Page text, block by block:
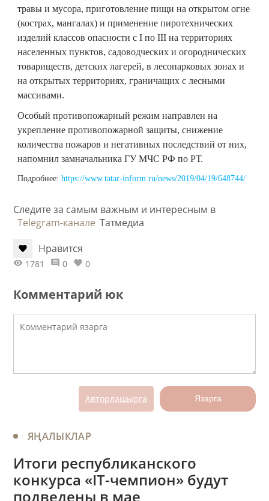
травы и мусора, приготовление пищи на открытом огне
(кострах, мангалах) и применение пиротехнических
изделий классов опасности с I по III на территориях
населенных пунктов, садоводческих и огороднических
товариществ, детских лагерей, в лесопарковых зонах и
на открытых территориях, граничащих с лесными
массивами.
Особый противопожарный режим направлен на
укрепление противопожарной защиты, снижение
количества пожаров и негативных последствий от них,
напомнил замначальника ГУ МЧС РФ по РТ.
Подробнее: https://www.tatar-inform.ru/news/2019/04/19/648744/
Следите за самым важным и интересным в
Telegram-канале Татмедиа
Нравится
1781 0 0
Комментарий юк
Авторлашырга Язарга
ЯҢАЛЫКЛАР
Итоги республиканского
конкурса «IT-чемпион» будут
подведены в мае